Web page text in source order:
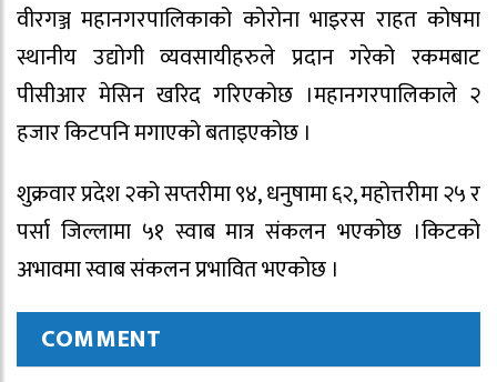
वीरगञ्ज महानगरपालिकाको कोरोना भाइरस राहत कोषमा
स्थानीय उद्योगी व्यवसायीहरुले प्रदान गरेको रकमबाट
पीसीआर मेसिन खरिद गरिएकोछ ।महानगरपालिकाले २
हजार किटपनि मगाएको बताइएकोछ ।
शुक्रवार प्रदेश २को सप्तरीमा ९४, धनुषामा ६२, महोत्तरीमा २५ र
पर्सा जिल्लामा ५१ स्वाब मात्र संकलन भएकोछ ।किटको
अभावमा स्वाब संकलन प्रभावित भएकोछ ।
COMMENT